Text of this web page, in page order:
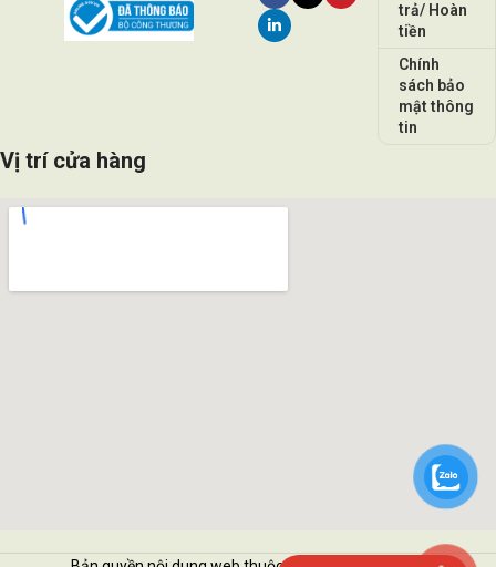
trả/ Hoàn
tiền
Chính
sách bảo
mật thông
tin
Vị trí cửa hàng